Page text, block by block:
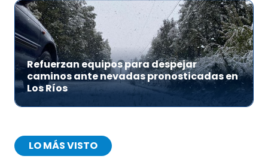
Refuerzan equipos para despejar
caminos ante nevadas pronosticadas en
Los Ríos
LO MÁS VISTO